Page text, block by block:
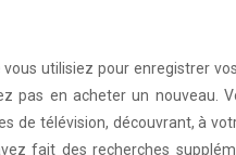
vous utilisiez pour enregistrer
pas en acheter un nouveau.
de télévision, découvrant, à
fait des recherches